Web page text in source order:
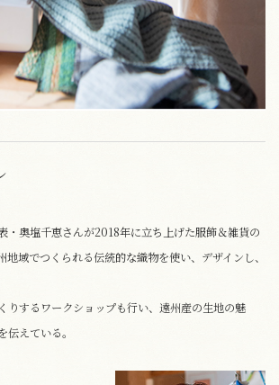
・奥塩千恵さんが2018年に立ち上げた服飾＆雑貨の
地域でつくられる伝統的な織物を使い、デザインし、
りするワークショップも行い、遠州産の生地の魅
えている。